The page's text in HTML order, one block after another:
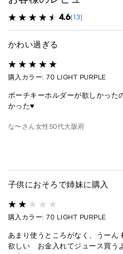
4.6(13)
かわい過ぎる
購入カラー: 70 LIGHT PURPLE
ポーチキーホルダーが欲しかった
かった♥️
な〜さん女性50代大阪府
子供におそろで姉妹に購入
購入カラー: 70 LIGHT PURPLE
あまり使うところがなく、うーん
欲しい お金入れてジュース買う